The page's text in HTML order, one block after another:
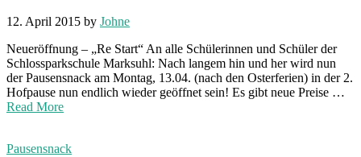
12. April 2015 by Johne
Neueröffnung – „Re Start“ An alle Schülerinnen und Schüler der
Schlossparkschule Marksuhl: Nach langem hin und her wird nun
der Pausensnack am Montag, 13.04. (nach den Osterferien) in der 2.
Hofpause nun endlich wieder geöffnet sein! Es gibt neue Preise …
Read More
Pausensnack